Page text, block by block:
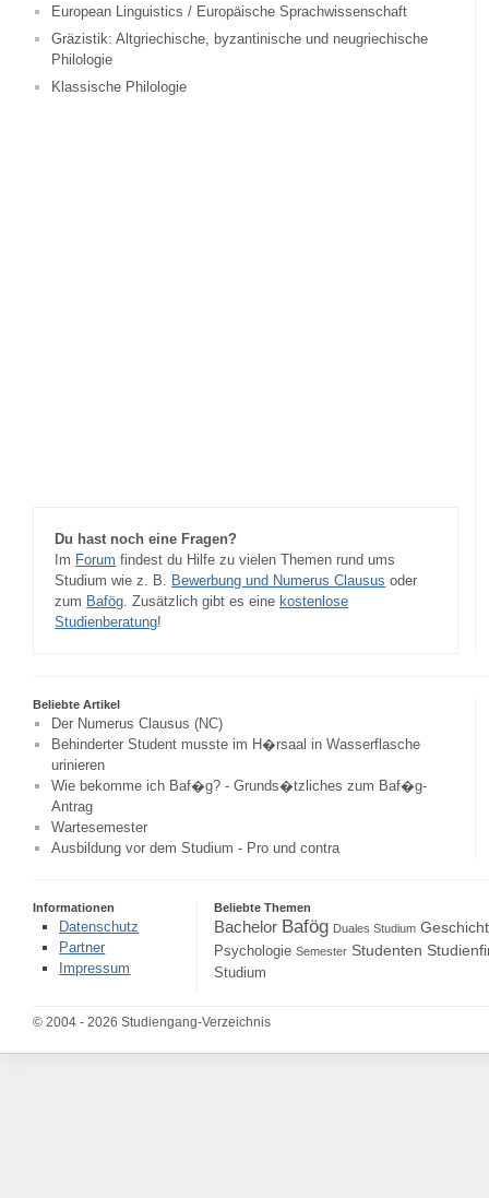
European Linguistics / Europäische Sprachwissenschaft
Gräzistik: Altgriechische, byzantinische und neugriechische
Philologie
Klassische Philologie
Du hast noch eine Fragen?
Im Forum findest du Hilfe zu vielen Themen rund ums
Studium wie z. B. Bewerbung und Numerus Clausus oder
zum Bafög. Zusätzlich gibt es eine kostenlose
Studienberatung!
Beliebte Artikel
Der Numerus Clausus (NC)
Behinderter Student musste im H�rsaal in Wasserflasche
urinieren
Wie bekomme ich Baf�g? - Grunds�tzliches zum Baf�g-
Antrag
Wartesemester
Ausbildung vor dem Studium - Pro und contra
Informationen
Datenschutz
Partner
Impressum
Beliebte Themen
Bachelor Bafög Duales Studium
Psychologie Semester Studenten
Studium
© 2004 - 2026 Studiengang-Verzeichnis